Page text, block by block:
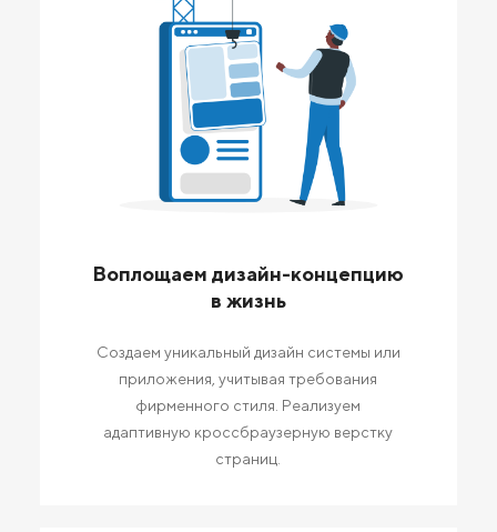
Воплощаем дизайн-концепцию
в жизнь
Создаем уникальный дизайн системы или
приложения, учитывая требования
фирменного стиля. Реализуем
адаптивную кроссбраузерную верстку
страниц.